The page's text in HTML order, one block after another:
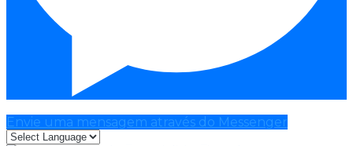
Envie uma mensagem através do Messenger